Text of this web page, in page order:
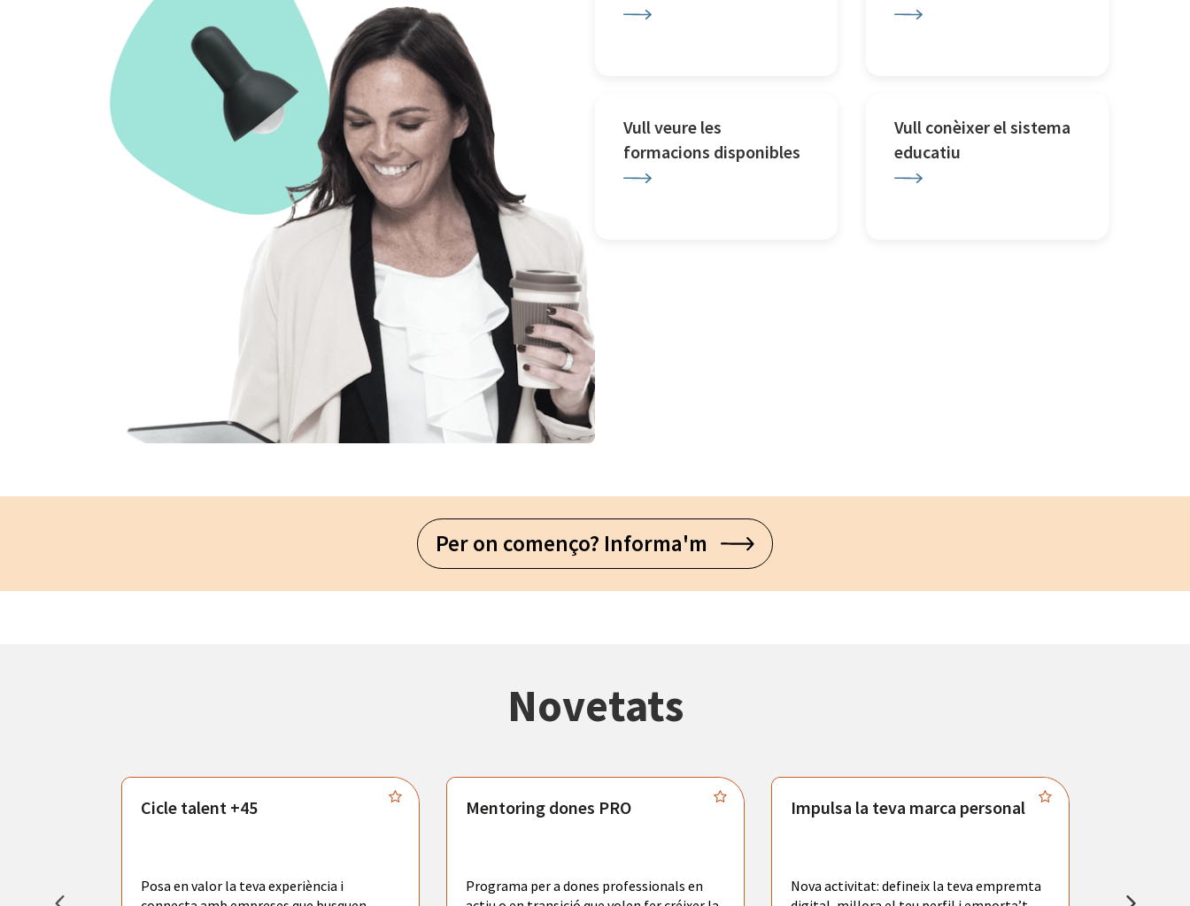
Vull veure les
formacions disponibles
Vull conèixer el sistema
educatiu
Per on començo? Informa'm
Novetats
Cicle talent +45
Posa en valor la teva experiència i
Mentoring dones PRO
Programa per a dones professionals en
Impulsa la teva marca personal
Nova activitat: defineix la teva empremta